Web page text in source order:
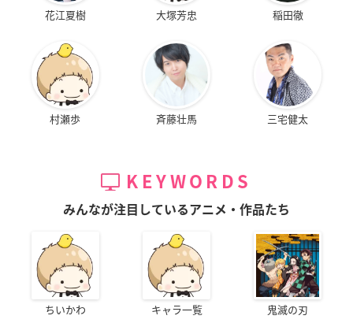
花江夏樹 大塚芳忠 稲田徹
村瀬歩 斉藤壮馬 三宅健太
KEYWORDS
みんなが注目しているアニメ・作品たち
ちいかわ キャラ一覧 鬼滅の刃